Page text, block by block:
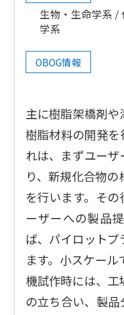
生物・生命学系
学系
OBOG情報
主に樹脂架橋剤や
樹脂材料の開発
れは、まずユー
り、新規化合物
を行います。そ
ーザーへの製品
ば、パイロット
ます。小スケー
機試作時には、
の立ち合い、製